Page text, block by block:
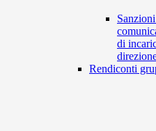
di
Rendiconti